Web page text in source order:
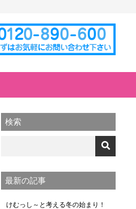
検索
最新の記事
けむっし～と考える冬の始まり！